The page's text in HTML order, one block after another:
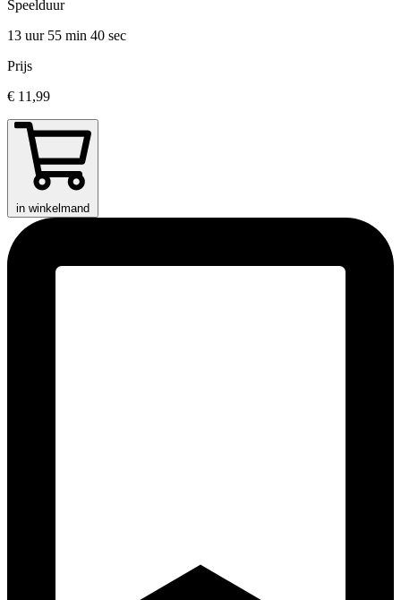
Speelduur
13 uur 55 min 40 sec
Prijs
€ 11,99
in winkelmand